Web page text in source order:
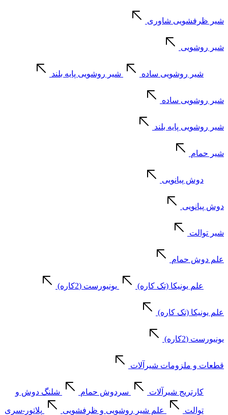
شیر ظرفشویی شاوری
شیر روشویی
شیر روشویی ساده شیر روشویی پایه بلند
شیر روشویی ساده
شیر روشویی پایه بلند
شیر حمام
دوش پیانویی
دوش پیانویی
شیر توالت
علم دوش حمام
علم یونیکا (تک کاره) یونیورست (2کاره)
علم یونیکا (تک کاره)
یونیورست (2کاره)
قطعات و ملزومات شیرآلات
کارتریج شیرآلات سردوش حمام شلنگ دوش و
توالت علم شیر روشویی و ظرفشویی پلاتور-سری